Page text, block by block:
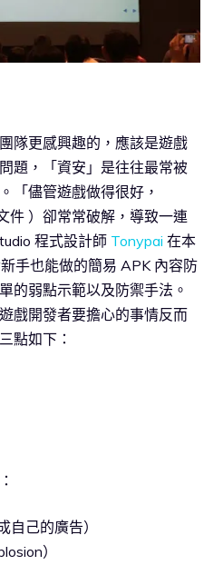
隊更感興趣的，應該是遊戲
題，「資安」是往往最常被
「儘管遊戲做得很好，
件 ）卻常常破解，導致一連
程式設計師 Tonypai 在本
手也能做的簡易 APK 內容防
的弱點示範以及防禦手法。
戲開發者要擔心的事情反而
點如下：
自己的廣告）
）